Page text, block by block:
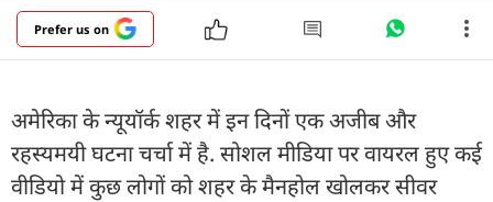
Prefer us on
अमेरिका के न्यूयॉर्क शहर में इन दिनों एक अजीब और
रहस्यमयी घटना चर्चा में है. सोशल मीडिया पर वायरल हुए कई
वीडियो में कुछ लोगों को शहर के मैनहोल खोलकर सीवर